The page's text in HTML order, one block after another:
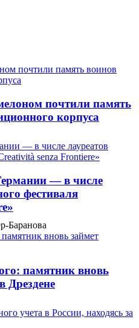
почтили память
корпуса
— в числе
фестиваля
Баранова
памятник вновь
Дрездене